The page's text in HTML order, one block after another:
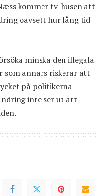
kommer tv-husen att
oavsett hur lång tid
minska den illegala
som annars riskerar att
på politikerna
inte ser ut att